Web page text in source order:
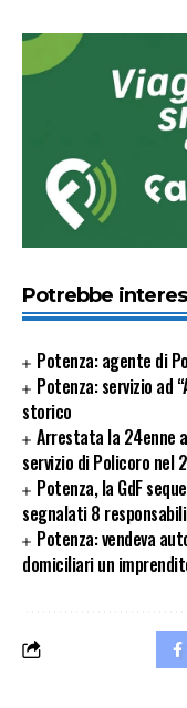
Potrebbe
Potenza: agente di
Potenza: servizio ad
storico
Arrestata la 24enne
servizio di Policoro nel
Potenza, la GdF
segnalati 8 responsabili
Potenza: vendeva
domiciliari un